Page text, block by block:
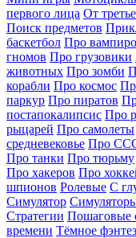
первого лица От
Поиск предметов
баскетбол Про
гномов Про грузовики
животных Про зомби
корабли Про космос
паркур Про пиратов
постапокалипсис Про
рыцарей Про самолеты
средневековье Про
Про танки Про тюрьму
Про хакеров Про
шпионов Ролевые С
Симулятор
Стратегии Пошаговые
времени Тёмное